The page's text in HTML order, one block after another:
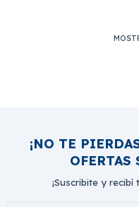
¡NO TE
OFERTAS
¡Suscribite y